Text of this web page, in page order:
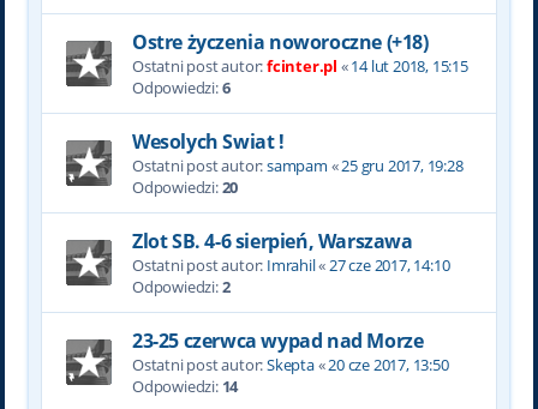
Ostre życzenia noworoczne (+18)
Ostatni post autor:fcinter.pl «14 lut 2018, 15:15
Odpowiedzi:6
Wesolych Swiat !
Ostatni post autor:sampam «25 gru 2017, 19:28
Odpowiedzi:20
Zlot SB. 4-6 sierpień, Warszawa
Ostatni post autor: Imrahil« 27 cze 2017, 14:10
Odpowiedzi:2
23-25 czerwca wypad nad Morze
Ostatni post autor:Skepta«20 cze 2017, 13:50
Odpowiedzi: 14